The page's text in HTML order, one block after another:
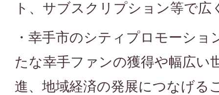
ト、サブスクリプション等で広
・幸手市のシティプロモーショ
たな幸手ファンの獲得や幅広い
進、地域経済の発展につなげる